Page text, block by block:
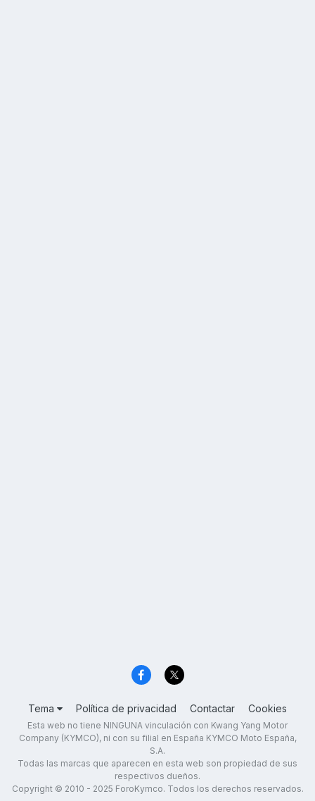
Tema Política de privacidad Contactar Cookies
Esta web no tiene NINGUNA vinculación con Kwang Yang Motor
Company (KYMCO), ni con su filial en España KYMCO Moto España,
S.A.
Todas las marcas que aparecen en esta web son propiedad de sus
respectivos dueños.
Copyright © 2010 - 2025 ForoKymco. Todos los derechos reservados.